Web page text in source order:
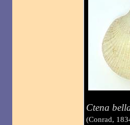
Ctena
(Conrad,